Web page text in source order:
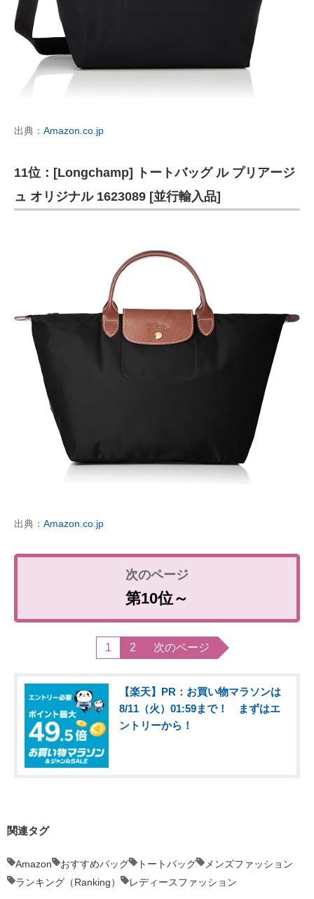
出典： Amazon.co.jp
11位：[Longchamp] トートバッグ ル プリアージ
ュ オリジナル 1623089 [並行輸入品]
出典： Amazon.co.jp
第10位～
1 2 次のページ
【楽天】PR：お買い物マラソンは
8/11（火）01:59まで！ まずはエ
ントリーから！
関連タグ
Amazon おすすめバッグ トートバッグ
メンズファッション
ランキング（Ranking）
レディースファッション